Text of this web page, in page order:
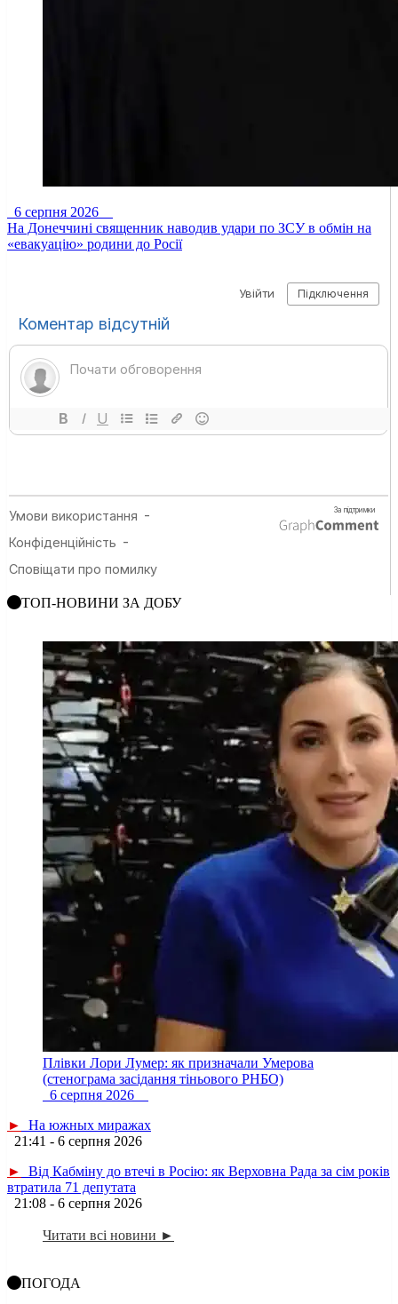
6 серпня 2026
На Донеччині священник наводив удари по ЗСУ в обмін на
«евакуацію» родини до Росії
ТОП-НОВИНИ ЗА ДОБУ
Плівки Лори Лумер: як призначали Умерова
(стенограма засідання тіньового РНБО)
6 серпня 2026
►
На южных миражах
21:41 - 6 серпня 2026
►
Від Кабміну до втечі в Росію: як Верховна Рада за сім років
втратила 71 депутата
21:08 - 6 серпня 2026
Читати всі новини ►
ПОГОДА